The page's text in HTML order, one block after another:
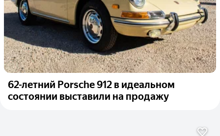
62-летний Porsche 912 в идеальном
состоянии выставили на продажу